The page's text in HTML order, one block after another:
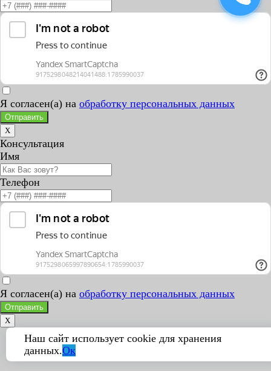
Я согласен(а) на обработку персональных данных
Отправить
X
Консультация
Имя
Телефон
Я согласен(а) на обработку персональных данных
Отправить
X
Наш сайт использует cookie для хранения
данных.Ок